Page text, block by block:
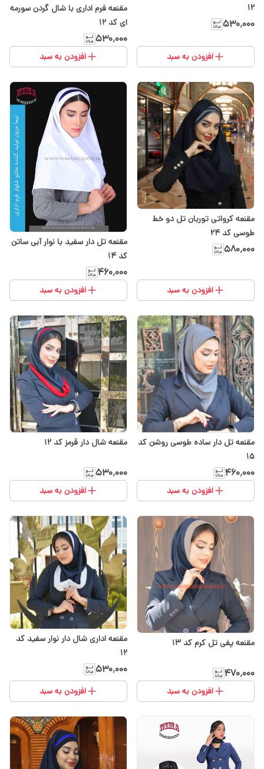
۱۲
۵۳۰٬۰۰۰
افزودن به سبد
مقنعه فرم اداری با شال گردن سورمه
ای کد 12
۵۳۰٬۰۰۰
افزودن به سبد
مقنعه کرواتی توربان تل دو خط
طوسی کد 24
۵۸۰٬۰۰۰
افزودن به سبد
مقنعه تل دار سفید با نوار آبی ساتن
کد ۱۴
۴۶۰٬۰۰۰
افزودن به سبد
مقنعه تل دار ساده طوسی روشن کد
15
۴۶۰٬۰۰۰
افزودن به سبد
مقنعه شال دار قرمز کد 12
۵۳۰٬۰۰۰
افزودن به سبد
مقنعه پفی تل کرم کد ۱۳
۴۷۰٬۰۰۰
افزودن به سبد
مقنعه اداری شال دار نوار سفید کد
12
۵۳۰٬۰۰۰
افزودن به سبد